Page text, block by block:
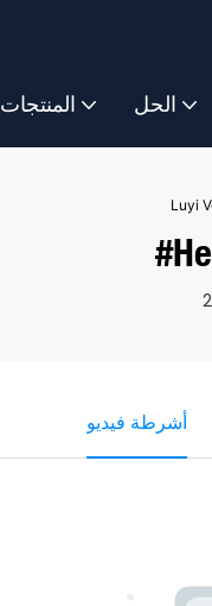
المنتجات الحل
Luyi
أشرطة فيديو